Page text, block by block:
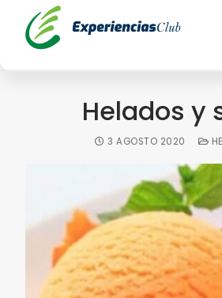
Helados y
3 AGOSTO 2020